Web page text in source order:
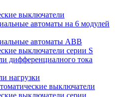
выключатели
автоматы на 6 модулей
автоматы АВВ
выключатели серии S
дифференциалного тока
нагрузки
выключатели
выключатели серии